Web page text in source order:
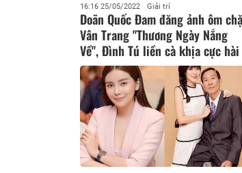
16:16 25/05/2022 Giải trí
Doãn Quốc Đam đăng ảnh ôm
Vân Trang "Thương Ngày Nắng
Về", Đình Tú liền cà khịa cực hài